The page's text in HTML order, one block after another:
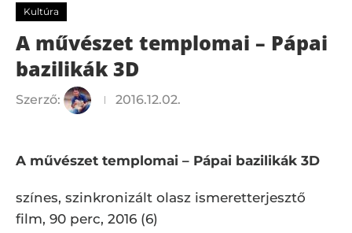
Kultúra
A művészet templomai – Pápai
bazilikák 3D
Szerző: 2016.12.02.
A művészet templomai – Pápai bazilikák 3D
színes, szinkronizált olasz ismeretterjesztő
film, 90 perc, 2016 (6)